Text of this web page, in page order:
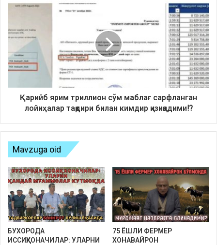
Қарийб ярим триллион сўм маблағ сарфланган
лойиҳалар тақдири билан кимдир қизиқадими⁉️
Mavzuga oid
БУХОРОДА
ИССИҚХОНАЧИЛАР: УЛАРНИ
75 ЁШЛИ ФЕРМЕР
ХОНАВАЙРОН